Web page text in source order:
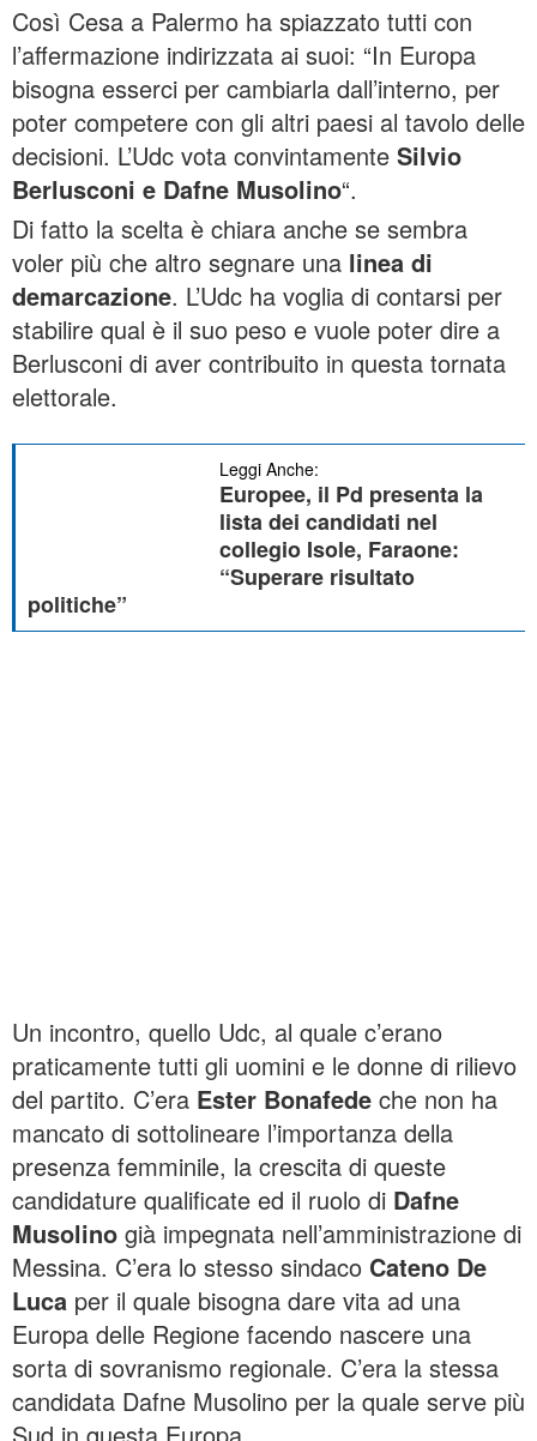
Così Cesa a Palermo ha spiazzato tutti con
l’affermazione indirizzata ai suoi: “In Europa
bisogna esserci per cambiarla dall’interno, per
poter competere con gli altri paesi al tavolo delle
decisioni. L’Udc vota convintamente Silvio
Berlusconi e Dafne Musolino“.
Di fatto la scelta è chiara anche se sembra
voler più che altro segnare una linea di
demarcazione. L’Udc ha voglia di contarsi per
stabilire qual è il suo peso e vuole poter dire a
Berlusconi di aver contribuito in questa tornata
elettorale.
Leggi Anche:
Europee, il Pd presenta la
lista dei candidati nel
collegio Isole, Faraone:
“Superare risultato
politiche”
Un incontro, quello Udc, al quale c’erano
praticamente tutti gli uomini e le donne di rilievo
del partito. C’era Ester Bonafede che non ha
mancato di sottolineare l’importanza della
presenza femminile, la crescita di queste
candidature qualificate ed il ruolo di Dafne
Musolino già impegnata nell’amministrazione di
Messina. C’era lo stesso sindaco Cateno De
Luca per il quale bisogna dare vita ad una
Europa delle Regione facendo nascere una
sorta di sovranismo regionale. C’era la stessa
candidata Dafne Musolino per la quale serve più